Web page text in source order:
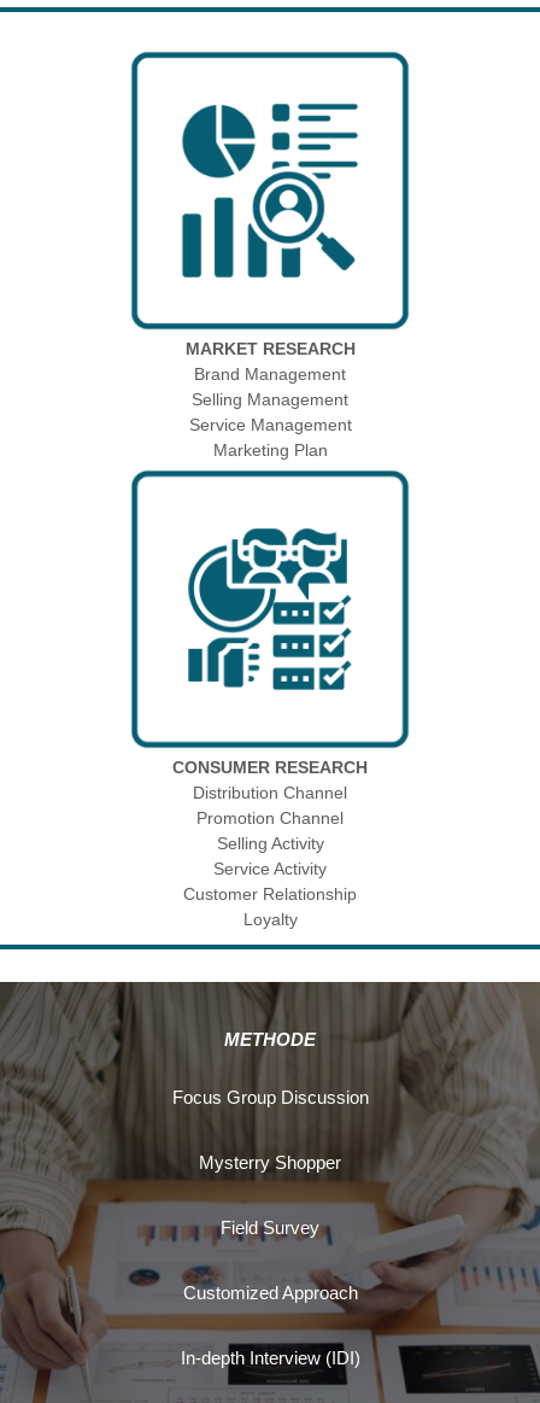
MARKET RESEARCH
Brand Management
Selling Management
Service Management
Marketing Plan
CONSUMER RESEARCH
Distribution Channel
Promotion Channel
Selling Activity
Service Activity
Customer Relationship
Loyalty
METHODE
Focus Group Discussion
Mysterry Shopper
Field Survey
Customized Approach
In-depth Interview (IDI)